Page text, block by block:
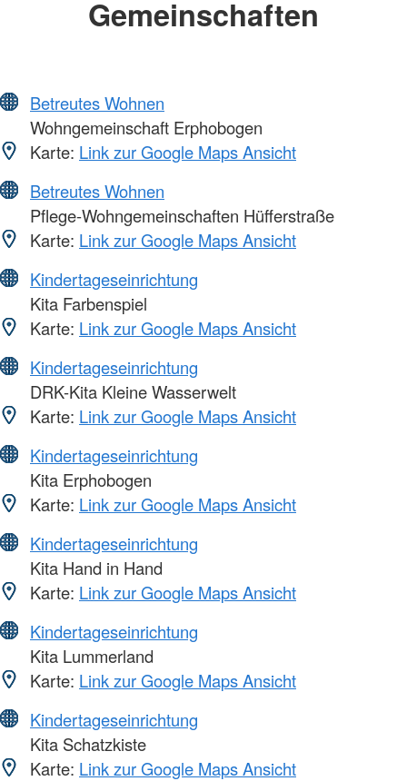
Gemeinschaften
Betreutes Wohnen
Wohngemeinschaft Erphobogen
Karte: Link zur Google Maps Ansicht
Betreutes Wohnen
Pflege-Wohngemeinschaften Hüfferstraße
Karte: Link zur Google Maps Ansicht
Kindertageseinrichtung
Kita Farbenspiel
Karte: Link zur Google Maps Ansicht
Kindertageseinrichtung
DRK-Kita Kleine Wasserwelt
Karte: Link zur Google Maps Ansicht
Kindertageseinrichtung
Kita Erphobogen
Karte: Link zur Google Maps Ansicht
Kindertageseinrichtung
Kita Hand in Hand
Karte: Link zur Google Maps Ansicht
Kindertageseinrichtung
Kita Lummerland
Karte: Link zur Google Maps Ansicht
Kindertageseinrichtung
Kita Schatzkiste
Karte: Link zur Google Maps Ansicht